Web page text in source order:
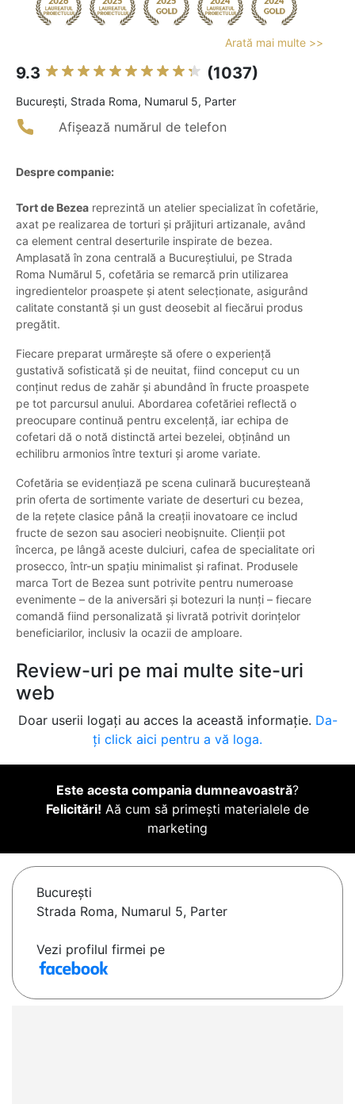
Arată mai multe >>
9.3 (1037)
Bucureşti, Strada Roma, Numarul 5, Parter
Afișează numărul de telefon
Despre companie:
Tort de Bezea reprezintă un atelier specializat în cofetărie,
axat pe realizarea de torturi și prăjituri artizanale, având
ca element central deserturile inspirate de bezea.
Amplasată în zona centrală a Bucureștiului, pe Strada
Roma Numărul 5, cofetăria se remarcă prin utilizarea
ingredientelor proaspete și atent selecționate, asigurând
calitate constantă și un gust deosebit al fiecărui produs
pregătit.
Fiecare preparat urmărește să ofere o experiență
gustativă sofisticată și de neuitat, fiind conceput cu un
conținut redus de zahăr și abundând în fructe proaspete
pe tot parcursul anului. Abordarea cofetăriei reflectă o
preocupare continuă pentru excelență, iar echipa de
cofetari dă o notă distinctă artei bezelei, obținând un
echilibru armonios între texturi și arome variate.
Cofetăria se evidențiază pe scena culinară bucureșteană
prin oferta de sortimente variate de deserturi cu bezea,
de la rețete clasice până la creații inovatoare ce includ
fructe de sezon sau asocieri neobișnuite. Clienții pot
încerca, pe lângă aceste dulciuri, cafea de specialitate ori
prosecco, într-un spațiu minimalist și rafinat. Produsele
marca Tort de Bezea sunt potrivite pentru numeroase
evenimente – de la aniversări și botezuri la nunți – fiecare
comandă fiind personalizată și livrată potrivit dorințelor
beneficiarilor, inclusiv la ocazii de amploare.
Review-uri pe mai multe site-uri
web
Doar userii logați au acces la această informație. Da-
ți click aici pentru a vă loga.
Este acesta compania dumneavoastră?
Felicitări! Aă cum să primești materialele de
marketing
Bucureşti
Strada Roma, Numarul 5, Parter
Vezi profilul firmei pe